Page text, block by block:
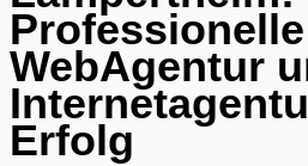
Professionelle
WebAgentur
Erfolg